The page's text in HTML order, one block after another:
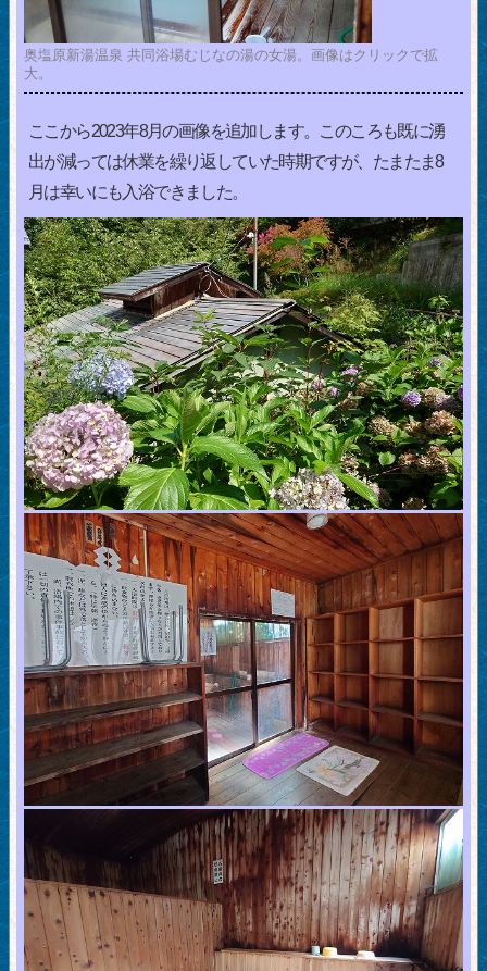
奥塩原新湯温泉 共同浴場むじなの湯の女湯。画像はクリックで拡
大。
ここから2023年8月の画像を追加します。このころも既に湧
出が減っては休業を繰り返していた時期ですが、たまたま8
月は幸いにも入浴できました。